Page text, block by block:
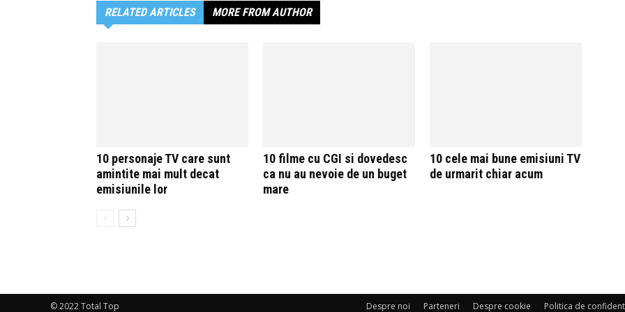
RELATED ARTICLES MORE FROM AUTHOR
10 personaje TV care sunt
amintite mai mult decat
emisiunile lor
10 filme cu CGI si dovedesc
ca nu au nevoie de un buget
mare
10 cele mai bune emisiuni TV
de urmarit chiar acum
Despre noi Parteneri Despre cookie Politica de
© 2022 Total Top